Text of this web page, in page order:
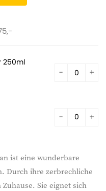
ist eine wunderbare
Durch ihre zerbrechliche
Sie eignet sich
250ml